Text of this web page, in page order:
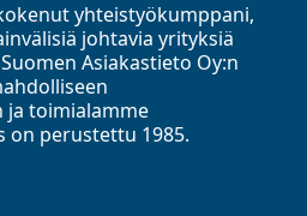
yhteistyökumppani,
johtavia yrityksiä
Asiakastieto Oy:n
toimialamme
on perustettu 1985.